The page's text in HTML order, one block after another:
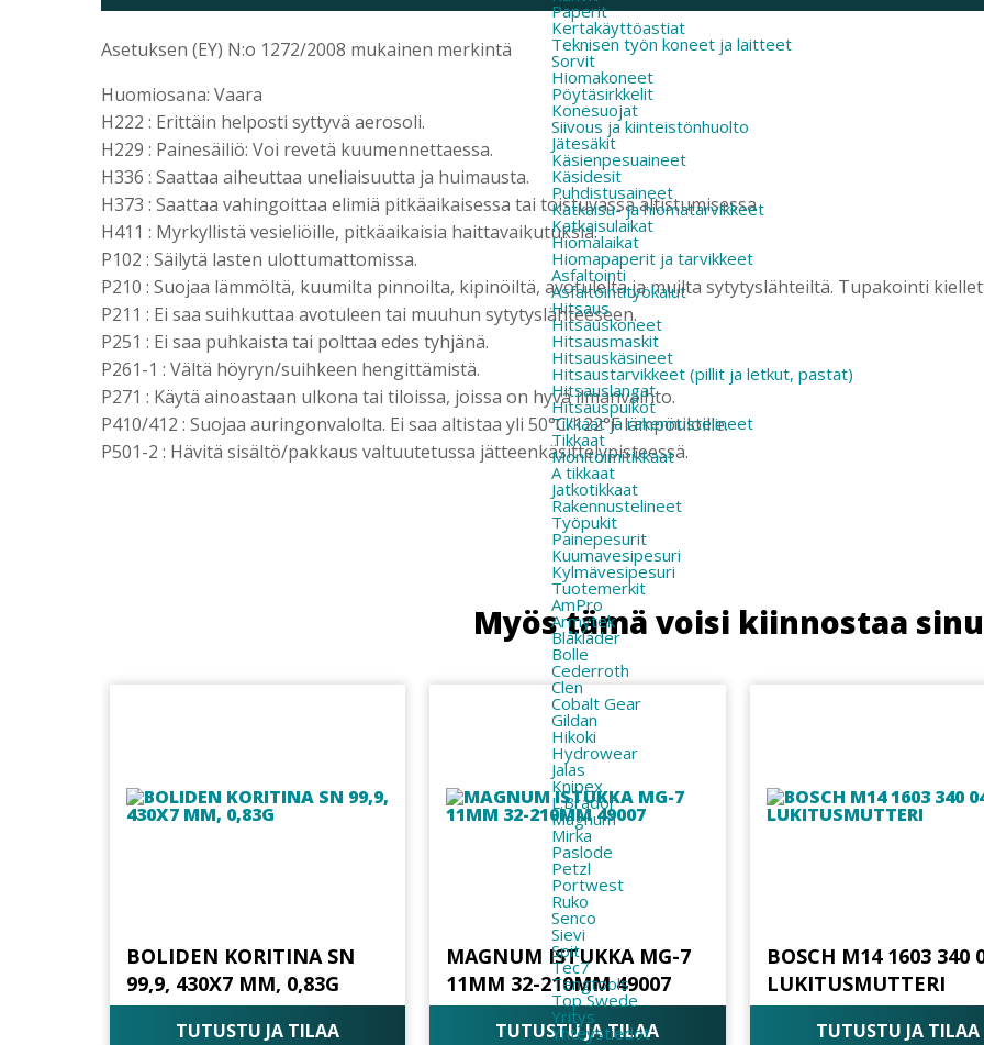
Paperit
Kertakäyttöastiat
Teknisen työn koneet ja laitteet
Sorvit
Hiomakoneet
Pöytäsirkkelit
Konesuojat
Siivous ja kiinteistönhuolto
Jätesäkit
Käsienpesuaineet
Käsidesit
Puhdistusaineet
Katkaisu- ja hiomatarvikkeet
Katkaisulaikat
Hiomalaikat
Hiomapaperit ja tarvikkeet
Asfaltointi
Asfaltointityökalut
Hitsaus
Hitsauskoneet
Hitsausmaskit
Hitsauskäsineet
Hitsaustarvikkeet (pillit ja letkut, pastat)
Hitsauslangat
Hitsauspuikot
Tikkaat ja rakennustelineet
Tikkaat
Monitoimitikkaat
A tikkaat
Jatkotikkaat
Rakennustelineet
Työpukit
Painepesurit
Kuumavesipesuri
Kylmävesipesuri
Tuotemerkit
AmPro
Armytek
Blåkläder
Bolle
Cederroth
Clen
Cobalt Gear
Gildan
Hikoki
Hydrowear
Jalas
Knipex
L.Brador
Magnum
Mirka
Paslode
Petzl
Portwest
Ruko
Senco
Sievi
Spit
Tec7
Tengtools
Top Swede
Yritys
Yhteystiedot
Asetuksen (EY) N:o 1272/2008 mukainen merkintä
Huomiosana: Vaara
H222 : Erittäin helposti syttyvä aerosoli.
H229 : Painesäiliö: Voi revetä kuumennettaessa.
H336 : Saattaa aiheuttaa uneliaisuutta ja huimausta.
H373 : Saattaa vahingoittaa elimiä pitkäaikaisessa tai toistuvassa altistumisessa
H411 : Myrkyllistä vesieliöille, pitkäaikaisia haittavaikutuksia.
P102 : Säilytä lasten ulottumattomissa.
P210 : Suojaa lämmöltä, kuumilta pinnoilta, kipinöiltä, avotulelta ja muilta sytytyslähteiltä. Tupakointi
P211 : Ei saa suihkuttaa avotuleen tai muuhun sytytyslähteeseen.
P251 : Ei saa puhkaista tai polttaa edes tyhjänä.
P261-1 : Vältä höyryn/suihkeen hengittämistä.
P271 : Käytä ainoastaan ulkona tai tiloissa, joissa on hyvä ilmanvaihto.
P410/412 : Suojaa auringonvalolta. Ei saa altistaa yli 50°C/122°F lämpötiloille.
P501-2 : Hävitä sisältö/pakkaus valtuutetussa jätteenkäsittelypisteessä.
Myös tämä voisi kiinnostaa
BOLIDEN KORITINA SN
99,9, 430X7 MM, 0,83G
TUTUSTU JA TILAA
MAGNUM ISTUKKA MG-7
11MM 32-210MM 49007
TUTUSTU JA TILAA
BOSCH M14 1603 340
LUKITUSMUTTERI
TUTUSTU JA TILAA